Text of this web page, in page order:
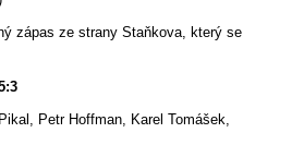
zápas ze strany Staňkova, který se
Petr Hoffman, Karel Tomášek,